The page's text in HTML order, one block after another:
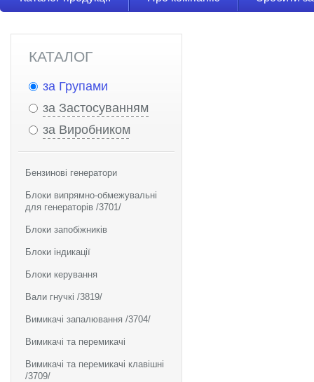
КАТАЛОГ
за Групами
за Застосуванням
за Виробником
Бензинові генератори
Блоки випрямно-обмежувальні
для генераторів /3701/
Блоки запобіжників
Блоки індикації
Блоки керування
Вали гнучкі /3819/
Вимикачі запалювання /3704/
Вимикачі та перемикачі
Вимикачі та перемикачі клавішні
/3709/